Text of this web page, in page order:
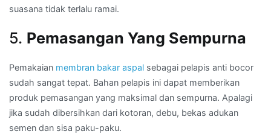
suasana tidak terlalu ramai.
5. Pemasangan Yang Sempurna
Pemakaian membran bakar aspal sebagai pelapis anti bocor
sudah sangat tepat. Bahan pelapis ini dapat memberikan
produk pemasangan yang maksimal dan sempurna. Apalagi
jika sudah dibersihkan dari kotoran, debu, bekas adukan
semen dan sisa paku-paku.